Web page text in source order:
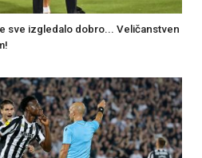
sve izgledalo dobro... Veličanstven